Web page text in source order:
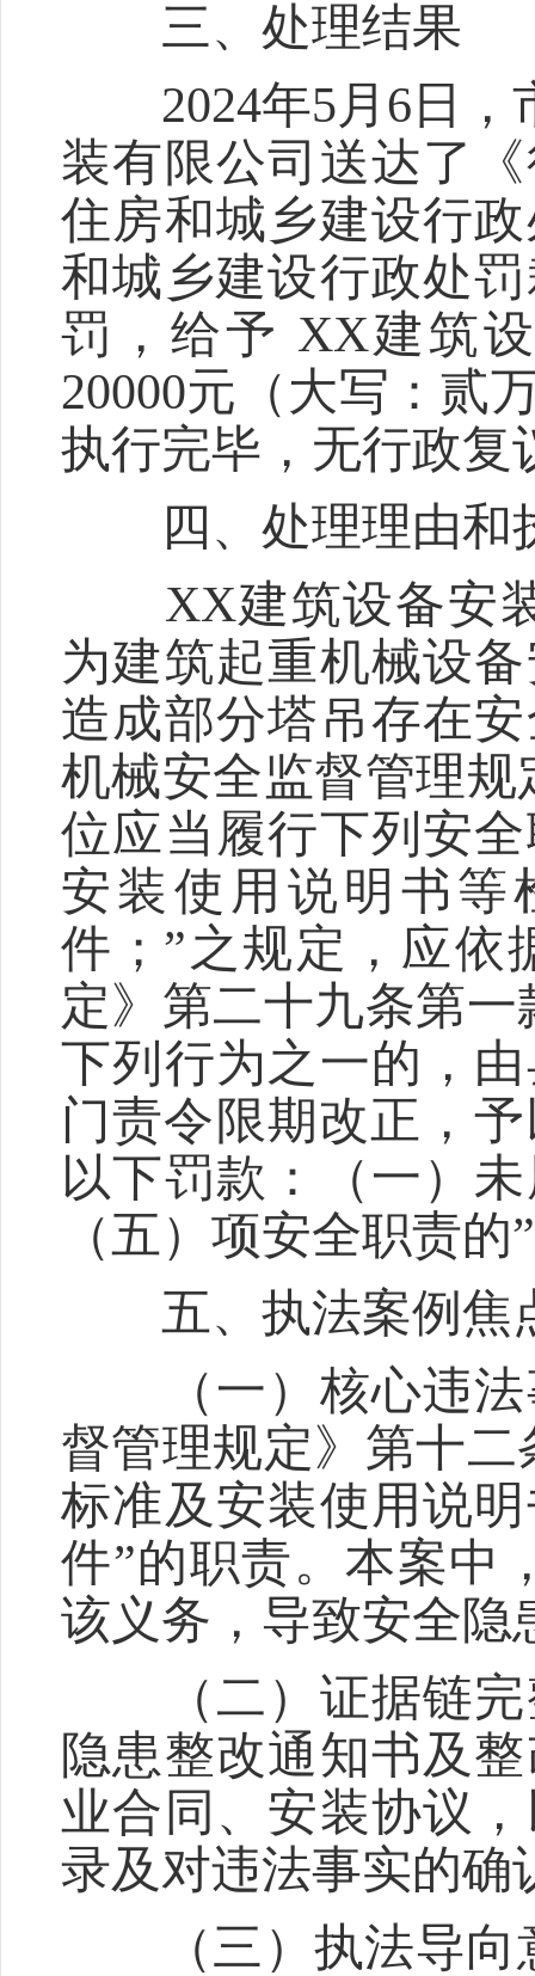
三、处理结果
2024年5月6日，
装有限公司送达了
住房和城乡建设行
和城乡建设行政处
罚，给予 XX建筑
20000元（大写：贰
执行完毕，无行政复
四、处理理由和
XX建筑设备安装
为建筑起重机械设
造成部分塔吊存在
机械安全监督管理
位应当履行下列安
安装使用说明书等
件；”之规定，应依
定》第二十九条第
下列行为之一的，
门责令限期改正，
以下罚款：（一）
（五）项安全职责
五、执法案例焦
（一）核心违法
督管理规定》第十
标准及安装使用说
件”的职责。本案中
该义务，导致安全隐
（二）证据链完
隐患整改通知书及
业合同、安装协议
录及对违法事实的确
（三）执法导向